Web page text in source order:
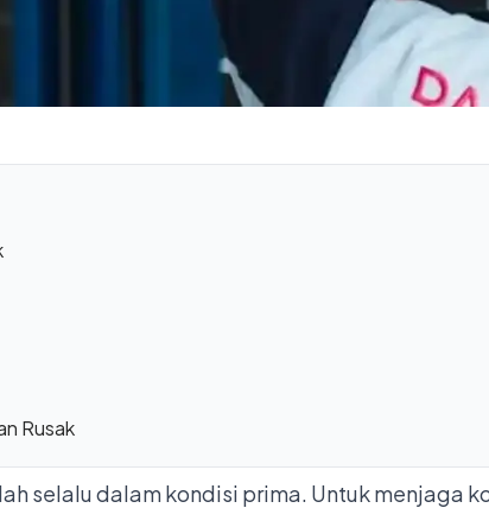
Rusak
selalu dalam kondisi prima. Untuk menjaga